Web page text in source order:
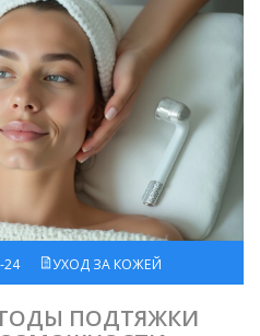
24 УХОД ЗА КОЖЕЙ
ПОДТЯЖКИ